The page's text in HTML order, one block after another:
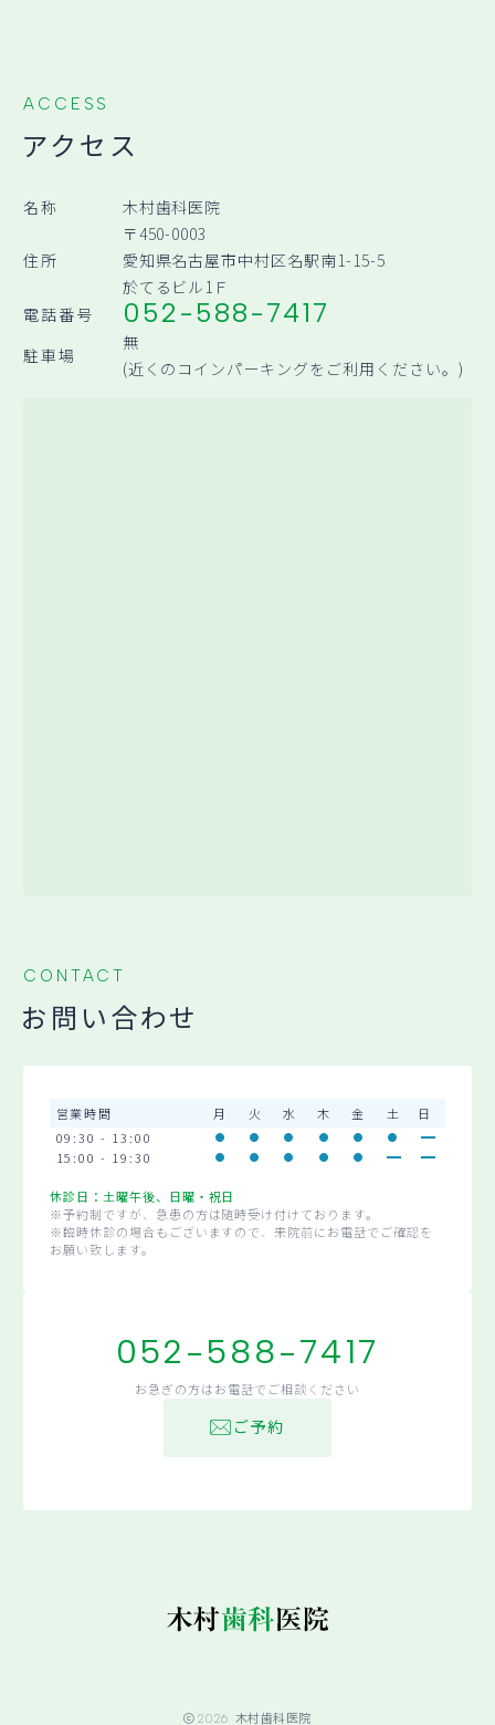
ACCESS
アクセス
名称 木村歯科医院
住所
〒450-0003
愛知県名古屋市中村区名駅南1-15-5
於てるビル1Ｆ
電話番号
052-588-7417
駐車場
無
(近くのコインパーキングをご利用ください。)
CONTACT
お問い合わせ
営業時間 月 火 水 木 金 土
日
09:30 - 13:00
15:00 - 19:30
休診日：土曜午後、日曜・祝日
※予約制ですが、急患の方は随時受け付けております。
※臨時休診の場合もございますので、来院前にお電話でご確認を
お願い致します。
052-588-7417
お急ぎの方はお電話でご相談ください
ご予約
2026 木村歯科医院